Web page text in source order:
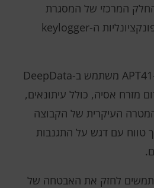
במהלך 2023. החלק המרכזי של המסגרת
הושלם במרץ 2024, ופונקציונליות ה-keylogger
אנליסטים מאמינים ש-APT41 משתמש ב-DeepData
מזרח אסיה, כולל עיתונאים,
המטרה העיקרית של הקבוצה
טווח עם דגש על התגנבות
לחזק את האבטחה של